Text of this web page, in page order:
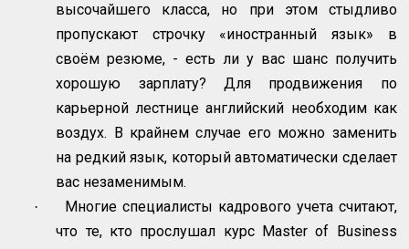
высочайшего класса, но при этом стыдливо
пропускают строчку «иностранный язык» в
своём резюме, - есть ли у вас шанс получить
хорошую зарплату? Для продвижения по
карьерной лестнице английский необходим как
воздух. В крайнем случае его можно заменить
на редкий язык, который автоматически сделает
вас незаменимым.
·
Многие специалисты кадрового учета считают,
что те, кто прослушал курс Master of
Business